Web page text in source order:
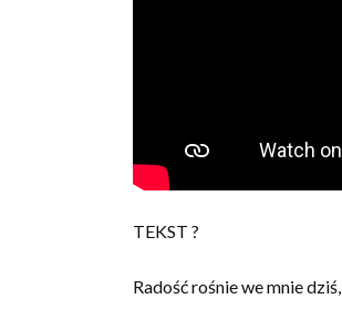
TEKST ?
Radość rośnie we mnie dziś,